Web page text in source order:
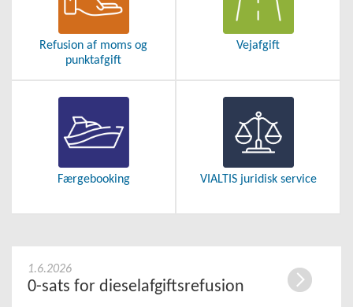
Refusion af moms og
punktafgift
Vejafgift
Færgebooking VIALTIS juridisk service
1.6.2026
0-sats for dieselafgiftsrefusion